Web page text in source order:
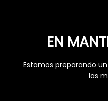
EN
Estamos preparando
las